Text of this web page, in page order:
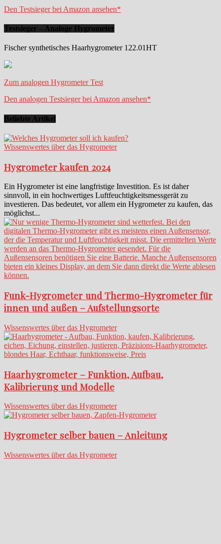
Den Testsieger bei Amazon ansehen*
Testsieger – Analoge Hygrometer
Fischer synthetisches Haarhygrometer 122.01HT
Zum analogen Hygrometer Test
Den analogen Testsieger bei Amazon ansehen*
Beliebte Artikel
Wissenswertes über das Hygrometer
Hygrometer kaufen 2024
Ein Hygrometer ist eine langfristige Investition. Es ist daher
sinnvoll, in ein hochwertiges Luftfeuchtigkeitsmessgerät zu
investieren. Das bedeutet, vor allem ein Hygrometer zu kaufen, das
möglichst...
Funk-Hygrometer und Thermo-Hygrometer für
innen und außen – Aufstellungsorte
Wissenswertes über das Hygrometer
Haarhygrometer – Funktion, Aufbau,
Kalibrierung und Modelle
Wissenswertes über das Hygrometer
Hygrometer selber bauen – Anleitung
Wissenswertes über das Hygrometer